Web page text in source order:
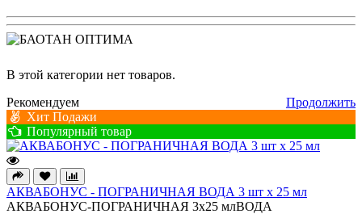
В этой категории нет товаров.
Продолжить
Рекомендуем
Хит Подажи
Популярный товар
АКВАБОНУС - ПОГРАНИЧНАЯ ВОДА 3 шт х 25 мл
АКВАБОНУС-ПОГРАНИЧНАЯ 3х25 млВОДА